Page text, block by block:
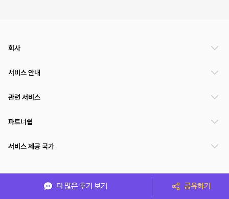
더 많은 후기 보기 공유하기
회사
서비스 안내
관련 서비스
파트너쉽
서비스 제공 국가
(주)NSPACE 사업자정보